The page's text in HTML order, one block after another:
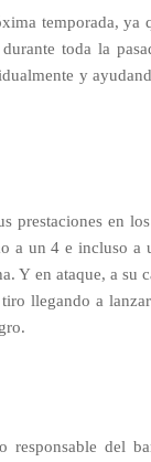
temporada, ya
toda la
y
prestaciones en
a un 4 e incluso a
Y en ataque, a su
llegando a
responsable del